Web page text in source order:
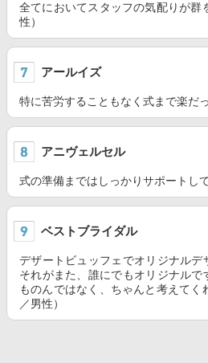
全てにおいてスタッフの気配りが群
性）
アールイズ
特に苦労することもなく式まで楽だ
アニヴェルセル
式の準備まではしっかりサポートし
ベストブライダル
デザートビュッフェでオリジナルデ
それがまた、誰にでもオリジナルで
ものんではなく、ちゃんと考えて
／男性）